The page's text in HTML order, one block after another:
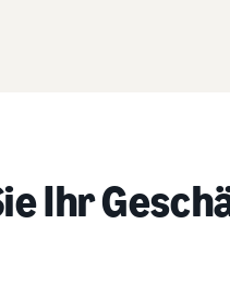
Ihr